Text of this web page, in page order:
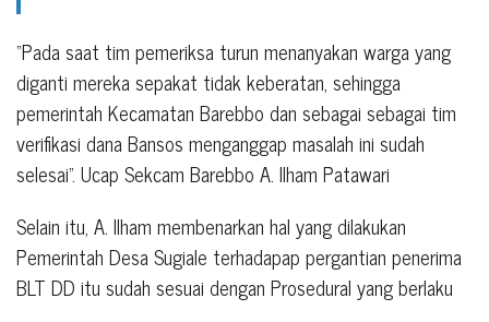
“Pada saat tim pemeriksa turun menanyakan warga yang
diganti mereka sepakat tidak keberatan, sehingga
pemerintah Kecamatan Barebbo dan sebagai sebagai tim
verifikasi dana Bansos menganggap masalah ini sudah
selesai”. Ucap Sekcam Barebbo A. Ilham Patawari
Selain itu, A. Ilham membenarkan hal yang dilakukan
Pemerintah Desa Sugiale terhadapap pergantian penerima
BLT DD itu sudah sesuai dengan Prosedural yang berlaku